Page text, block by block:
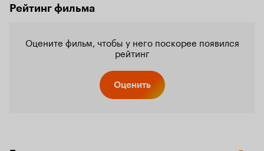
Рейтинг фильма
Оцените фильм, чтобы у него поскорее появился
рейтинг
Оценить